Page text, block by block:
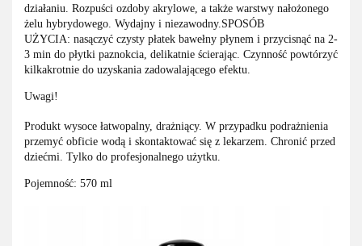
działaniu. Rozpuści ozdoby akrylowe, a także warstwy nałożonego
żelu hybrydowego. Wydajny i niezawodny.SPOSÓB
UŻYCIA: nasączyć czysty płatek bawełny płynem i przycisnąć na 2-
3 min do płytki paznokcia, delikatnie ścierając. Czynność powtórzyć
kilkakrotnie do uzyskania zadowalającego efektu.
Uwagi!
Produkt wysoce łatwopalny, drażniący. W przypadku podrażnienia
przemyć obficie wodą i skontaktować się z lekarzem. Chronić przed
dziećmi. Tylko do profesjonalnego użytku.
Pojemność: 570 ml